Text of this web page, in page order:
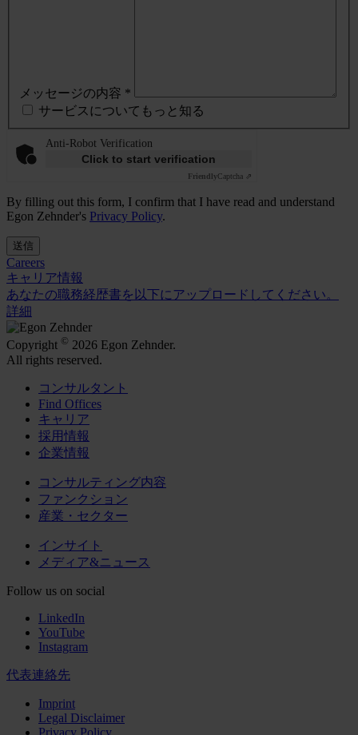
メッセージの内容 *
サービスについてもっと知る
Anti-Robot Verification
Click to start verification
FriendlyCaptcha ⇗
By filling out this form, I confirm that I have read and understand
Egon Zehnder's Privacy Policy.
送信
Careers
キャリア情報
あなたの職務経歴書を以下にアップロードしてください。
詳細
Copyright © 2026 Egon Zehnder.
All rights reserved.
コンサルタント
Find Offices
キャリア
採用情報
企業情報
コンサルティング内容
ファンクション
産業・セクター
インサイト
メディア&ニュース
Follow us on social
LinkedIn
YouTube
Instagram
代表連絡先
Imprint
Legal Disclaimer
Privacy Policy